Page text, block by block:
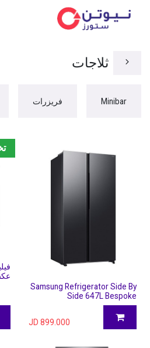
ثلاجات
Minibar فريزرات
Samsung Refrigerator Side By
Side 647L Bespoke
899.000